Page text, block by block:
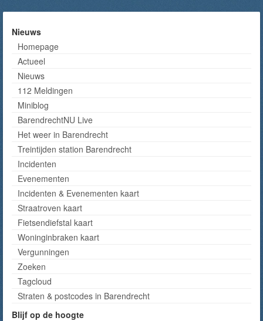
Nieuws
Homepage
Actueel
Nieuws
112 Meldingen
Miniblog
BarendrechtNU Live
Het weer in Barendrecht
Treintijden station Barendrecht
Incidenten
Evenementen
Incidenten & Evenementen kaart
Straatroven kaart
Fietsendiefstal kaart
Woninginbraken kaart
Vergunningen
Zoeken
Tagcloud
Straten & postcodes in Barendrecht
Blijf op de hoogte